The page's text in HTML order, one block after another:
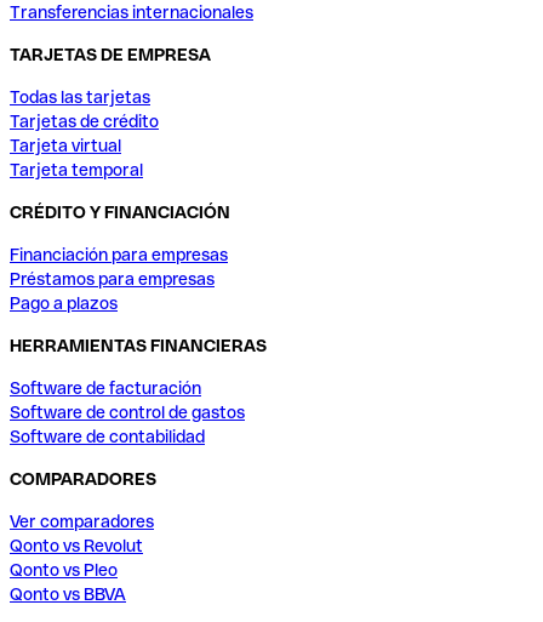
Transferencias internacionales
TARJETAS DE EMPRESA
Todas las tarjetas
Tarjetas de crédito
Tarjeta virtual
Tarjeta temporal
CRÉDITO Y FINANCIACIÓN
Financiación para empresas
Préstamos para empresas
Pago a plazos
HERRAMIENTAS FINANCIERAS
Software de facturación
Software de control de gastos
Software de contabilidad
COMPARADORES
Ver comparadores
Qonto vs Revolut
Qonto vs Pleo
Qonto vs BBVA